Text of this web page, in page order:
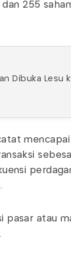
255
Dibuka Lesu
mencapai
pasar atau